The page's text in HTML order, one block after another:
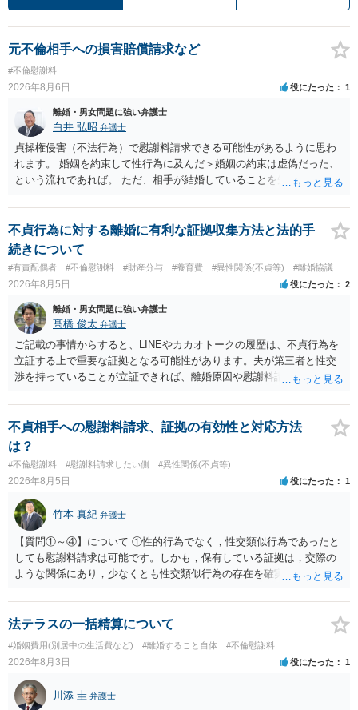
元不倫相手への損害賠償請求など
#不倫慰謝料
2026年8月6日 役にたった 1
離婚・男女問題に強い弁護士
白井 弘昭 弁護士
貞操権侵害（不法行為）で慰謝料請求できる可能性があるように思わ
れます。 婚姻を約束して性行為に及んだ＞婚姻の約束は虚偽だった、
という流れであれば。 ただ、相手が結婚していることを知って行為に
性も認められそうですので、あまり慰謝料は高額にならないように思
われます。 一度、最寄りの弁護士に相談してみてください。
不貞行為に対する離婚に有利な証拠収集方法と法的手
続きについて
#有責配偶者 #不倫慰謝料 #財産分与 #養育費 #異性関係(不貞等) #離婚協議
2026年8月5日 役にたった 2
離婚・男女問題に強い弁護士
髙橋 俊太 弁護士
ご記載の事情からすると、LINEやカカオトークの履歴は、不貞行為を
立証する上で重要な証拠となる可能性があります。夫が第三者と性交
渉を持っていることが立証できれば、離婚原因や慰謝料請求を検討す
性的関係を継続しているのであれば、その期間や回数が分かる資料は
できるだけ保存しておくことをお勧めいたします。 他方、「夫に不貞
がある＝財産分与でも多くもらえる」「当然に親権を取得できる」と
いう関係にはありません。まず、財産分与は、基本的には夫婦が婚姻
中に形成した財産を清算する制度ですので、不貞行為の有無とは別
に、預貯金、不動産、保険、退職金等の資料を確保しておくことが重
要です。また、子の親権については、夫婦間の責任問題とは別に、
「どのような形がお子様の利益になるか」という観点です。そのた
め、未就学のお子様について貴方が主として養育しているのであれ
ば、保育園等への送迎、食事・入浴・寝かしつけ等の日常的な育児、
通院や予防接種への対応、保育園との連絡、夫婦それぞれの勤務状
況、別居後にどのような養育環境を用意できるかといった、これまで
の監護実績や今後の生活状況について整理しておくとよいでしょう。
養育費については、離婚後も父母双方がそれぞれの収入に応じて負担
するのが原則となります。
不貞相手への慰謝料請求、証拠の有効性と対応方法
は？
#不倫慰謝料 #慰謝料請求したい側 #異性関係(不貞等)
2026年8月5日 役にたった 1
竹本 真紀 弁護士
【質問①～④】について ①性的行為でなく，性交類似行為であったと
しても慰謝料請求は可能です。しかも，保有している証拠は，交際の
ような関係にあり，少なくとも性交類似行為の存在を確実に証明でき
ことを窺わせるものです。）。ですから，慰謝料請求を進めることで
よいと思います。 ただ．慰謝料額については，婚姻破綻に至っていな
いとして，この点を考慮されることになるかもしれません。 ②夫との
今後のことを考えて書いてもらうか否かを検討するのがよいと思いま
す。今ある証拠以上のことを証明（証明力を強めることも含む）でき
るのであれば，前向きに検討を進めるという考え方でもよいでしょ
う。慰謝料請求としては証拠として使えることが前提であり，その価
法テラスの一括精算について
#婚姻費用(別居中の生活費など) #離婚すること自体 #不倫慰謝料
2026年8月3日 役にたった 1
川添 圭 弁護士